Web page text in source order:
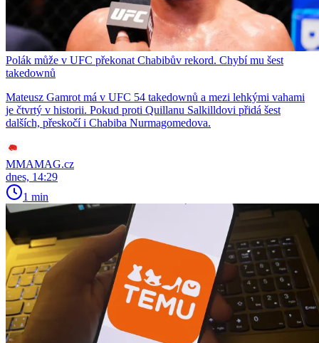
Polák může v UFC překonat Chabibův rekord. Chybí mu šest
takedownů
Mateusz Gamrot má v UFC 54 takedownů a mezi lehkými vahami
je čtvrtý v historii. Pokud proti Quillanu Salkilldovi přidá šest
dalších, přeskočí i Chabiba Nurmagomedova.
MMAMAG.cz
dnes, 14:29
1 min